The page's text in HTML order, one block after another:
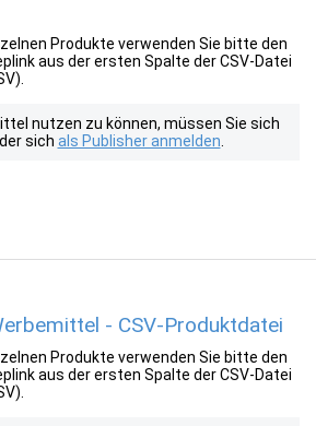
Produkte verwenden Sie bitte den
aus der ersten Spalte der CSV-Datei
nutzen zu können, müssen Sie sich
sich als Publisher anmelden
- CSV-Produktdatei
Produkte verwenden Sie bitte den
aus der ersten Spalte der CSV-Datei